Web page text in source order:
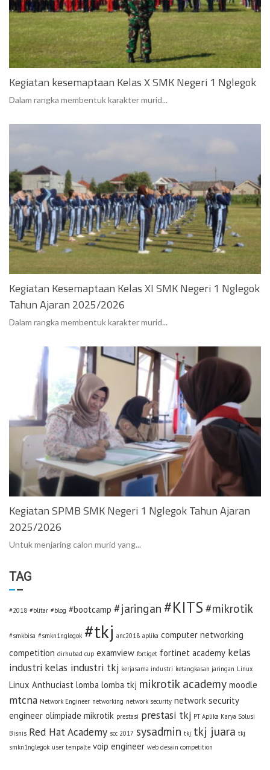
Kegiatan kesemaptaan Kelas X SMK Negeri 1 Nglegok
Dalam rangka membentuk karakter murid...
Kegiatan Kesemaptaan Kelas XI SMK Negeri 1 Nglegok
Tahun Ajaran 2025/2026
Dalam rangka membentuk karakter murid...
Kegiatan SPMB SMK Negeri 1 Nglegok Tahun Ajaran
2025/2026
Untuk menjaring calon murid yang...
TAG
#2018 #blitar #blog #bootcamp #jaringan #KITS #mikrotik
#smkbisa #smkn1nglegok #tkj anc2018 aplika computer networking
competition dirhubad cup examview fortiget fortinet academy kelas
industri kelas industri tkj kerjasama industri ketangkasan jaringan Linux
Linux Anthuciast lomba lomba tkj mikrotik academy moodle
mtcna Network Engineer networking network security network security
engineer olimpiade mikrotik prestasi prestasi tkj PT Aplika Karya Solusi
Bisnis Red Hat Academy scc 2017 sysadmin tkj tkj juara tkj
smkn1nglegok user tempalte voip engineer web desain competition